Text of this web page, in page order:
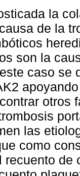
la
de la
son la
caso se
otros
las
como
recuento de